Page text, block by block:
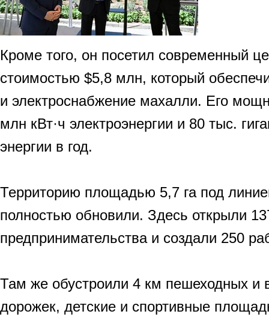
Кроме того, он посетил современный
стоимостью $5,8 млн, который
и электроснабжение махалли. Его
млн кВт·ч электроэнергии и 80 тыс.
энергии в год.
Территорию площадью 5,7 га под
полностью обновили. Здесь открыли
предпринимательства и создали 250
Там же обустроили 4 км пешеходных и
дорожек, детские и спортивные